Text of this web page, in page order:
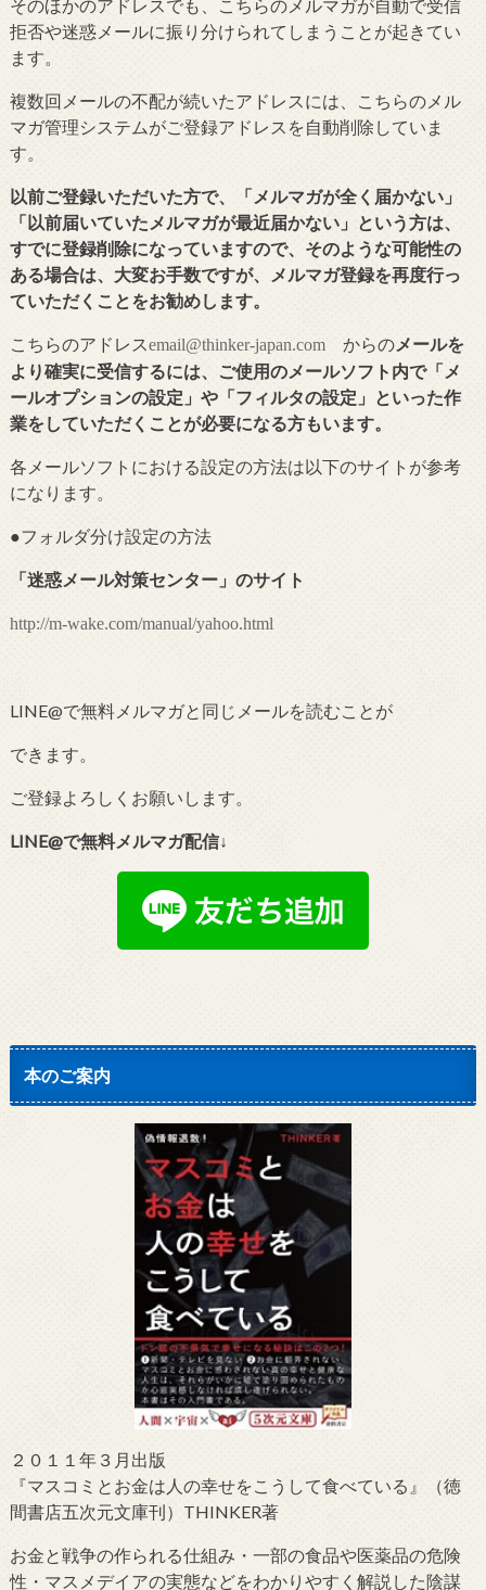
そのほかのアドレスでも、こちらのメルマガが自動で受信
拒否や迷惑メールに振り分けられてしまうことが起きてい
ます。
複数回メールの不配が続いたアドレスには、こちらのメル
マガ管理システムがご登録アドレスを自動削除していま
す。
以前ご登録いただいた方で、「メルマガが全く届かない」
「以前届いていたメルマガが最近届かない」という方は、
すでに登録削除になっていますので、そのような可能性の
ある場合は、大変お手数ですが、メルマガ登録を再度行っ
ていただくことをお勧めします。
こちらのアドレスemail@thinker-japan.com からのメールを
より確実に受信するには、ご使用のメールソフト内で「メ
ールオプションの設定」や「フィルタの設定」といった作
業をしていただくことが必要になる方もいます。
各メールソフトにおける設定の方法は以下のサイトが参考
になります。
●フォルダ分け設定の方法
「迷惑メール対策センター」のサイト
http://m-wake.com/manual/yahoo.html
LINE@で無料メルマガと同じメールを読むことが
できます。
ご登録よろしくお願いします。
LINE@で無料メルマガ配信↓
本のご案内
２０１１年３月出版
『マスコミとお金は人の幸せをこうして食べている』（徳
間書店五次元文庫刊）THINKER著
お金と戦争の作られる仕組み・一部の食品や医薬品の危険
性・マスメデイアの実態などをわかりやすく解説した陰謀